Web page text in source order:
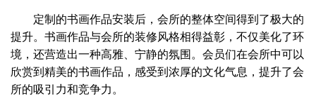
定制的书画作品安装后，会所的整体空间得到了极大的
提升。书画作品与会所的装修风格相得益彰，不仅美化了环
境，还营造出一种高雅、宁静的氛围。会员们在会所中可以
欣赏到精美的书画作品，感受到浓厚的文化气息，提升了会
所的吸引力和竞争力。